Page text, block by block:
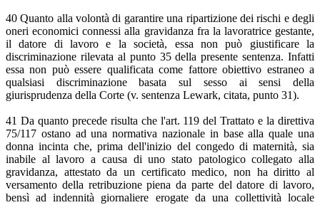
40 Quanto alla volontà di garantire una ripartizione dei rischi e degli
oneri economici connessi alla gravidanza fra la lavoratrice gestante,
il datore di lavoro e la società, essa non può giustificare la
discriminazione rilevata al punto 35 della presente sentenza. Infatti
essa non può essere qualificata come fattore obiettivo estraneo a
qualsiasi discriminazione basata sul sesso ai sensi della
giurisprudenza della Corte (v. sentenza Lewark, citata, punto 31).
41 Da quanto precede risulta che l'art. 119 del Trattato e la direttiva
75/117 ostano ad una normativa nazionale in base alla quale una
donna incinta che, prima dell'inizio del congedo di maternità, sia
inabile al lavoro a causa di uno stato patologico collegato alla
gravidanza, attestato da un certificato medico, non ha diritto al
versamento della retribuzione piena da parte del datore di lavoro,
bensì ad indennità giornaliere erogate da una collettività locale